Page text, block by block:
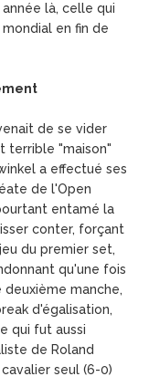
là, celle qui
en fin de
de se vider
terrible "maison"
a effectué ses
de l'Open
entamé la
conter, forçant
du premier set,
qu'une fois
manche,
d'égalisation,
qui fut aussi
de Roland
seul (6-0)